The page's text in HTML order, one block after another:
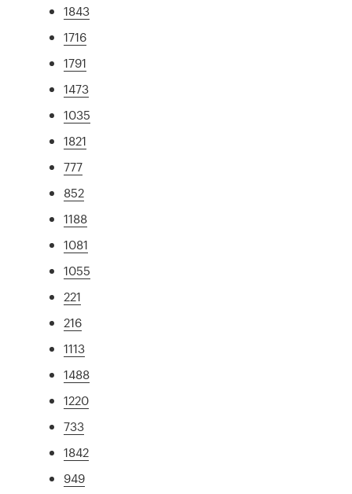
1843
1716
1791
1473
1035
1821
777
852
1188
1081
1055
221
216
1113
1488
1220
733
1842
949